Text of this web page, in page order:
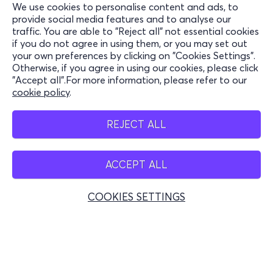
We use cookies to personalise content and ads, to
provide social media features and to analyse our
traffic. You are able to "Reject all" not essential cookies
if you do not agree in using them, or you may set out
your own preferences by clicking on "Cookies Settings".
Otherwise, if you agree in using our cookies, please click
"Accept all".For more information, please refer to our
cookie policy.
REJECT ALL
ACCEPT ALL
COOKIES SETTINGS
Information
Support
Stay Connected
Mobile app